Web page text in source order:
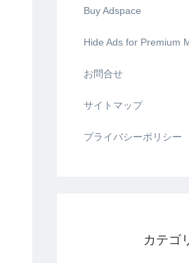
Buy Adspace
Hide Ads for Premium
お問合せ
サイトマップ
プライバシーポリシー
カテゴ